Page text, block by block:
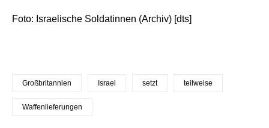
Foto: Israelische Soldatinnen (Archiv) [dts]
Großbritannien Israel setzt teilweise
Waffenlieferungen